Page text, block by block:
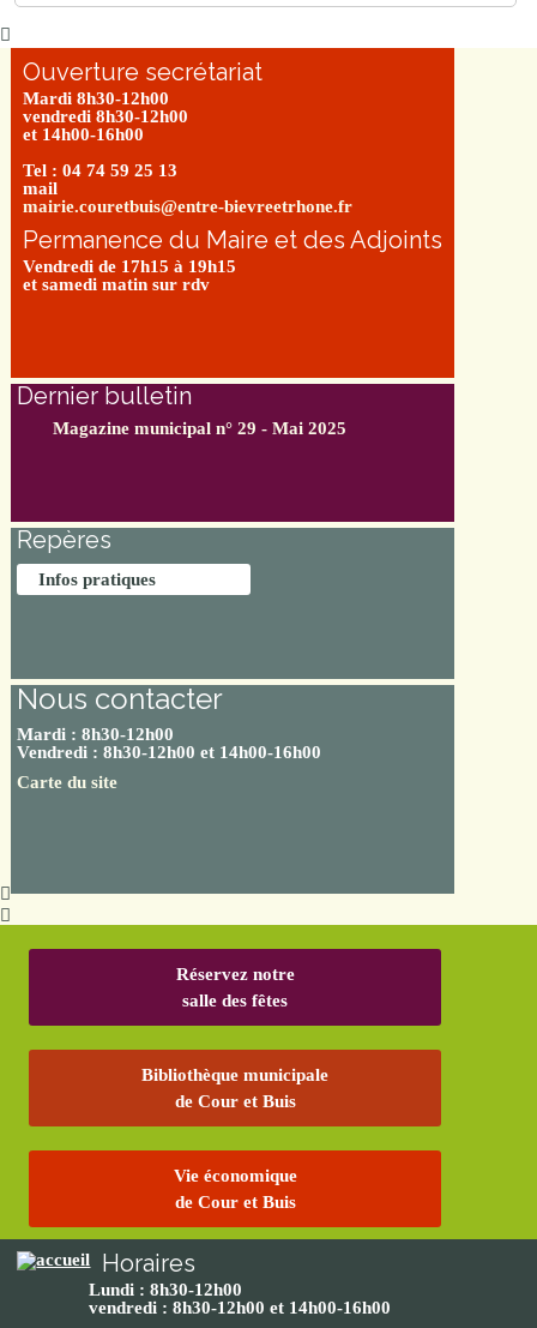
Ouverture secrétariat
Mardi 8h30-12h00
vendredi 8h30-12h00
et 14h00-16h00
Tel : 04 74 59 25 13
mail
mairie.couretbuis@entre-bievreetrhone.fr
Permanence du Maire et des Adjoints
Vendredi de 17h15 à 19h15
et samedi matin sur rdv
Dernier bulletin
Magazine municipal n° 29 - Mai 2025
Repères
Infos pratiques
Nous contacter
Mardi : 8h30-12h00
Vendredi : 8h30-12h00 et 14h00-16h00
Carte du site
Réservez notre
salle des fêtes
Bibliothèque municipale
de Cour et Buis
Vie économique
de Cour et Buis
Horaires
Lundi : 8h30-12h00
vendredi : 8h30-12h00 et 14h00-16h00